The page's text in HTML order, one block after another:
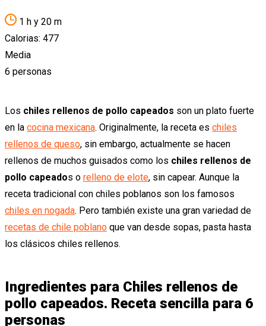
1 h y 20 m
Calorias: 477
Media
6 personas
Los chiles rellenos de pollo capeados son un plato fuerte
en la cocina mexicana. Originalmente, la receta es chiles
rellenos de queso, sin embargo, actualmente se hacen
rellenos de muchos guisados como los chiles rellenos de
pollo capeados o relleno de elote, sin capear. Aunque la
receta tradicional con chiles poblanos son los famosos
chiles en nogada. Pero también existe una gran variedad de
recetas de chile poblano que van desde sopas, pasta hasta
los clásicos chiles rellenos.
Ingredientes para Chiles rellenos de
pollo capeados. Receta sencilla para 6
personas